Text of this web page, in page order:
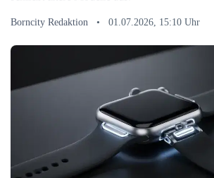
Borncity Redaktion • 01.07.2026, 15:10 Uhr